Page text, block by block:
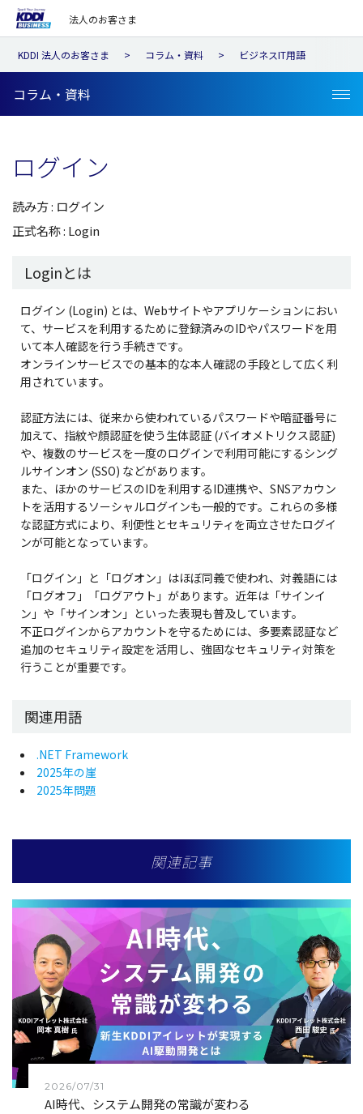
法人のお客さま
KDDI 法人のお客さま コラム・資料 ビジネスIT用語
コラム・資料
ログイン
読み方 : ログイン
正式名称 : Login
Loginとは
ログイン (Login) とは、Webサイトやアプリケーションにおい
て、サービスを利用するために登録済みのIDやパスワードを用
いて本人確認を行う手続きです。
オンラインサービスでの基本的な本人確認の手段として広く利
用されています。
認証方法には、従来から使われているパスワードや暗証番号に
加えて、指紋や顔認証を使う生体認証 (バイオメトリクス認証)
や、複数のサービスを一度のログインで利用可能にするシング
ルサインオン (SSO) などがあります。
また、ほかのサービスのIDを利用するID連携や、SNSアカウン
トを活用するソーシャルログインも一般的です。これらの多様
な認証方式により、利便性とセキュリティを両立させたログイ
ンが可能となっています。
「ログイン」と「ログオン」はほぼ同義で使われ、対義語には
「ログオフ」「ログアウト」があります。近年は「サインイ
ン」や「サインオン」といった表現も普及しています。
不正ログインからアカウントを守るためには、多要素認証など
追加のセキュリティ設定を活用し、強固なセキュリティ対策を
行うことが重要です。
関連用語
.NET Framework
2025年の崖
2025年問題
関連記事
2026/07/31
AI時代、システム開発の常識が変わる